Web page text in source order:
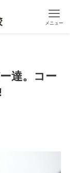
メニュー
達。コー